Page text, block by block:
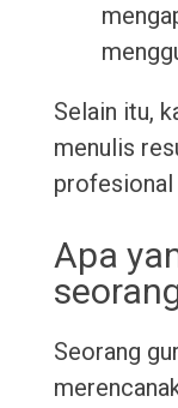
Selain itu,
menulis
profesional
Apa
Seorang